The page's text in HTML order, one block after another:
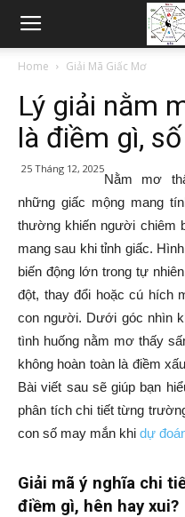
Home Giải Mã Giấc Mơ
Lý giải nằm
là điềm gì,
25 Tháng 12, 2025
Nằm mơ
những giấc mộng mang
thường khiến người chiêm
mang sau khi tỉnh giấc.
biến động lớn trong tự
đột, thay đổi hoặc cú hích
con người. Dưới góc nhìn
tình huống nằm mơ thấy
không hoàn toàn là điềm
Bài viết sau sẽ giúp bạn
phân tích chi tiết từng
con số may mắn khi dự
Giải mã ý nghĩachi
điềm gì, hên hay xui?